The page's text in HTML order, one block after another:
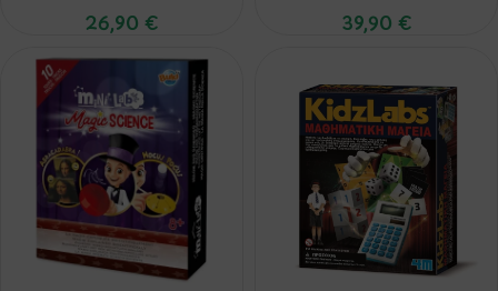
26,90 €
39,90 €